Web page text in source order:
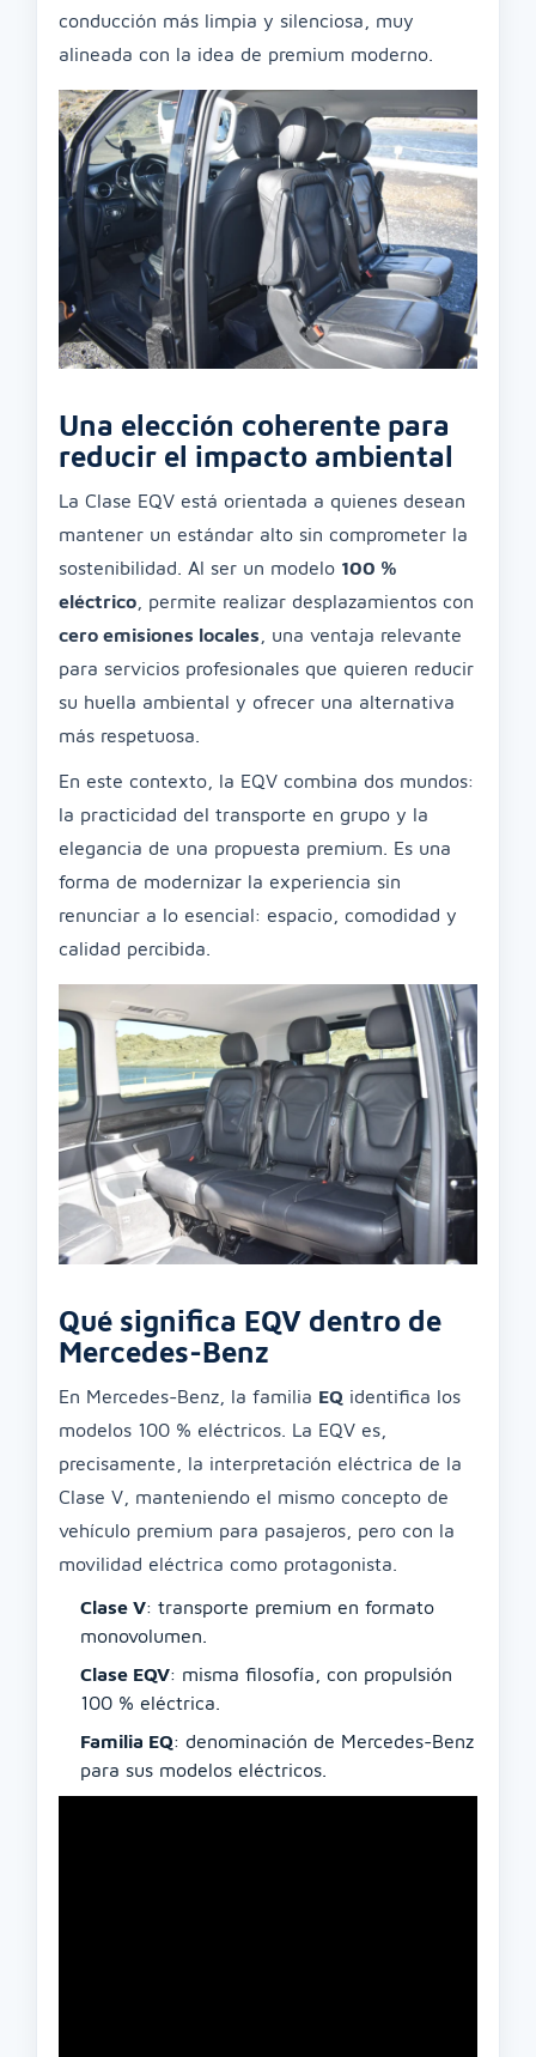
conducción más limpia y silenciosa, muy
alineada con la idea de premium moderno.
Una elección coherente para
reducir el impacto ambiental
La Clase EQV está orientada a quienes desean
mantener un estándar alto sin comprometer la
sostenibilidad. Al ser un modelo 100 %
eléctrico , permite realizar desplazamientos con
cero emisiones locales , una ventaja relevante
para servicios profesionales que quieren reducir
su huella ambiental y ofrecer una alternativa
más respetuosa.
En este contexto, la EQV combina dos mundos:
la practicidad del transporte en grupo y la
elegancia de una propuesta premium. Es una
forma de modernizar la experiencia sin
renunciar a lo esencial: espacio, comodidad y
calidad percibida.
Qué significa EQV dentro de
Mercedes-Benz
En Mercedes-Benz, la familia EQ identifica los
modelos 100 % eléctricos. La EQV es,
precisamente, la interpretación eléctrica de la
Clase V, manteniendo el mismo concepto de
vehículo premium para pasajeros, pero con la
movilidad eléctrica como protagonista.
Clase V: transporte premium en formato
monovolumen.
Clase EQV: misma filosofía, con propulsión
100 % eléctrica.
Familia EQ: denominación de Mercedes-Benz
para sus modelos eléctricos.